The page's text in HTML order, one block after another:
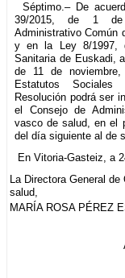
Séptimo.– De
39/2015, de 1 de
Administrativo Común
y en la Ley 8/1997,
Sanitaria de Euskadi,
de 11 de
Estatutos
Resolución podrá ser
el Consejo de
vasco de salud, en el
del día siguiente al de
En Vitoria-Gasteiz, a
La Directora General
salud,
MARÍA ROSA PÉREZ